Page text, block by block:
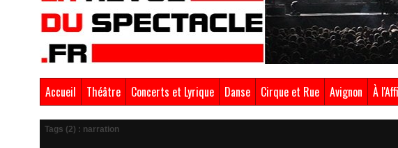
Accueil Théâtre Concerts et Lyrique Danse Cirque et Rue Avignon À
Tags (2) : narration